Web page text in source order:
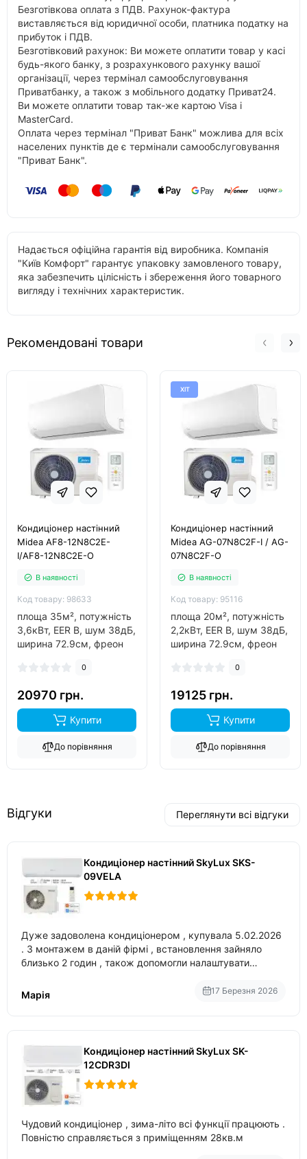
Безготівкова оплата з ПДВ. Рахунок-фактура
виставляється від юридичної особи, платника податку на
прибуток і ПДВ.
Безготівковий рахунок: Ви можете оплатити товар у касі
будь-якого банку, з розрахункового рахунку вашої
організації, через термінал самообслуговування
Приватбанку, а також з мобільного додатку Приват24.
Ви можете оплатити товар так-же картою Visa і
MasterCard.
Оплата через термінал "Приват Банк" можлива для всіх
населених пунктів де є термінали самообслуговування
"Приват Банк".
Надається офіційна гарантія від виробника. Компанія
"Київ Комфорт" гарантує упаковку замовленого товару,
яка забезпечить цілісність і збереження його товарного
вигляду і технічних характеристик.
Рекомендовані товари
Кондиціонер настінний
Midea AF8-12N8C2E-
I/AF8-12N8C2E-O
В наявності
Код товару: 98633
площа 35м², потужність
3,6кВт, EER B, шум 38дБ,
ширина 72.9см, фреон
обігрів до -15°C..
0
20970 грн.
Купити
До порівняння
ХІТ
Кондиціонер настінний
Midea AG-07N8C2F-I / AG-
07N8C2F-O
В наявності
Код товару: 95116
площа 20м², потужність
2,2кВт, EER B, шум 38дБ,
ширина 72.9см, фреон
0
19125 грн.
Купити
До порівняння
Відгуки Переглянути всі відгуки
Кондиціонер настінний SkyLux SKS-
09VELA
Дуже задоволена кондиціонером , купувала 5.02.2026
. З монтажем в даній фірмі , встановлення зайняло
близько 2 годин , також допомогли налаштувати
Марія
17 Березня 2026
Кондиціонер настінний SkyLux SK-
12CDR3DI
Чудовий кондиціонер , зима-літо всі функції працюють .
Повністю справляється з приміщенням 28кв.м